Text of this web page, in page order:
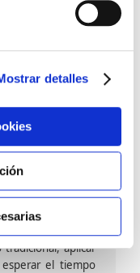
detalles
En zonas de
placas, silestone,
el papel. Su
en seco, sin
un soporte de
aplicar
el tiempo